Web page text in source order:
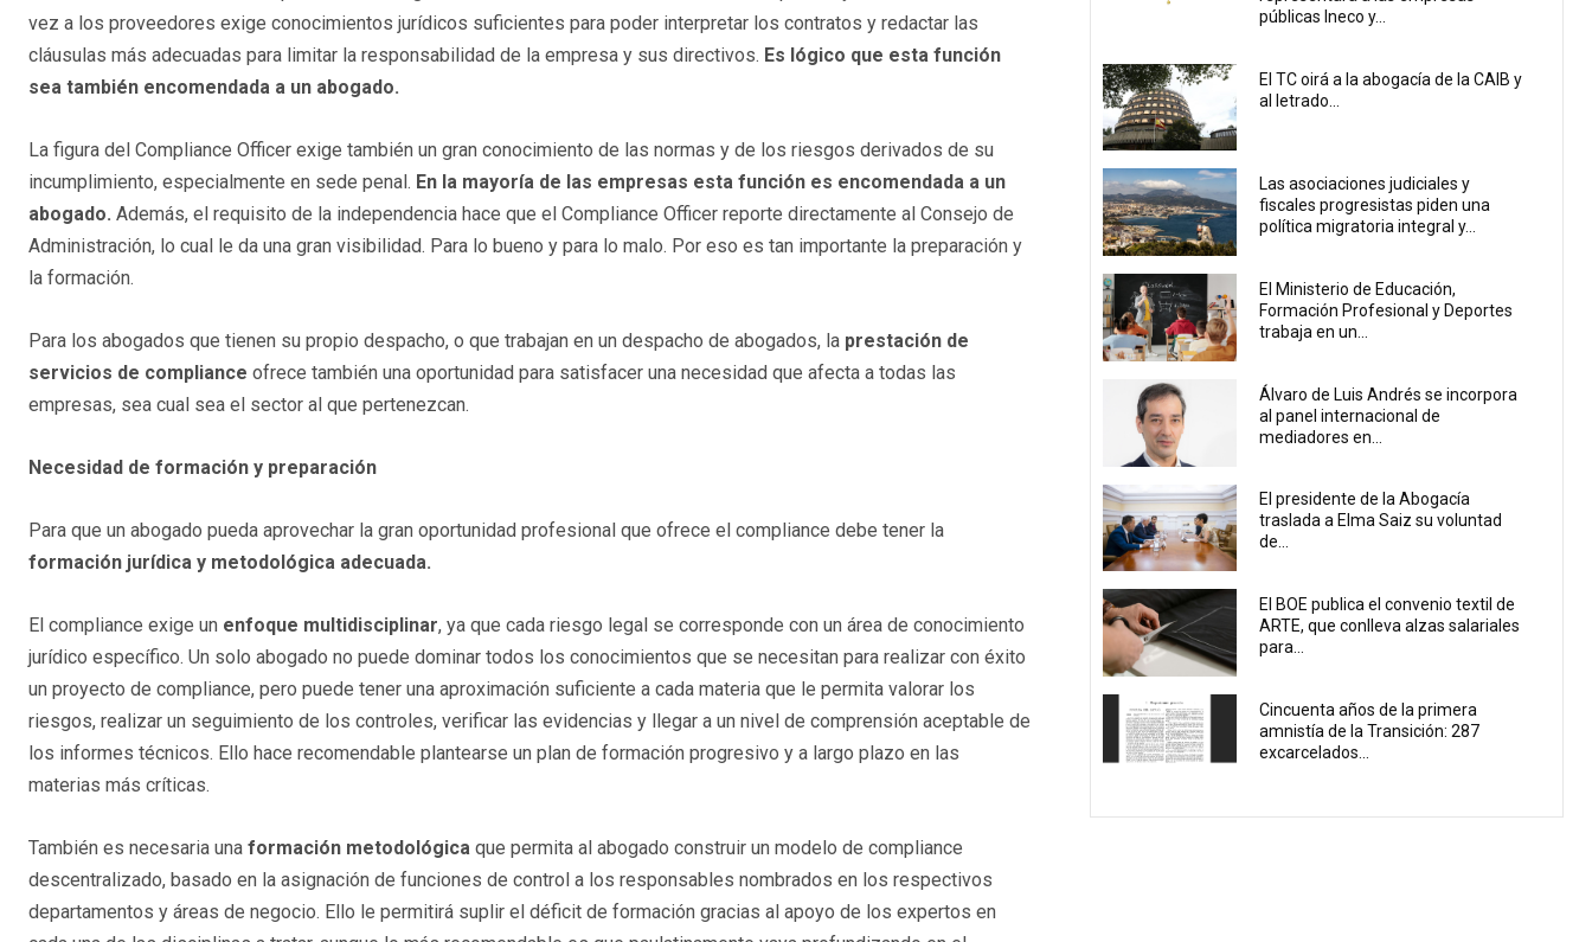
vez a los proveedores exige conocimientos jurídicos suficientes para poder interpretar los contratos y redactar las
cláusulas más adecuadas para limitar la responsabilidad de la empresa y sus directivos. Es lógico que esta función
sea también encomendada a un abogado.
La figura del Compliance Officer exige también un gran conocimiento de las normas y de los riesgos derivados de su
incumplimiento, especialmente en sede penal. En la mayoría de las empresas esta función es encomendada a un
abogado. Además, el requisito de la independencia hace que el Compliance Officer reporte directamente al Consejo de
Administración, lo cual le da una gran visibilidad. Para lo bueno y para lo malo. Por eso es tan importante la preparación y
la formación.
Para los abogados que tienen su propio despacho, o que trabajan en un despacho de abogados, la prestación de
servicios de compliance ofrece también una oportunidad para satisfacer una necesidad que afecta a todas las
empresas, sea cual sea el sector al que pertenezcan.
Necesidad de formación y preparación
Para que un abogado pueda aprovechar la gran oportunidad profesional que ofrece el compliance debe tener la
formación jurídica y metodológica adecuada.
El compliance exige un enfoque multidisciplinar, ya que cada riesgo legal se corresponde con un área de conocimiento
jurídico específico. Un solo abogado no puede dominar todos los conocimientos que se necesitan para realizar con éxito
un proyecto de compliance, pero puede tener una aproximación suficiente a cada materia que le permita valorar los
riesgos, realizar un seguimiento de los controles, verificar las evidencias y llegar a un nivel de comprensión aceptable de
los informes técnicos. Ello hace recomendable plantearse un plan de formación progresivo y a largo plazo en las
materias más críticas.
También es necesaria una formación metodológica que permita al abogado construir un modelo de compliance
descentralizado, basado en la asignación de funciones de control a los responsables nombrados en los respectivos
departamentos y áreas de negocio. Ello le permitirá suplir el déficit de formación gracias al apoyo de los expertos en
públicas Ineco y...
El TC oirá a la abogacía de la CAIB y
al letrado...
Las asociaciones judiciales y
fiscales progresistas piden una
política migratoria integral y...
El Ministerio de Educación,
Formación Profesional y Deportes
trabaja en un...
Álvaro de Luis Andrés se incorpora
al panel internacional de
mediadores en...
El presidente de la Abogacía
traslada a Elma Saiz su voluntad
de...
El BOE publica el convenio textil de
ARTE, que conlleva alzas salariales
para...
Cincuenta años de la primera
amnistía de la Transición: 287
excarcelados...